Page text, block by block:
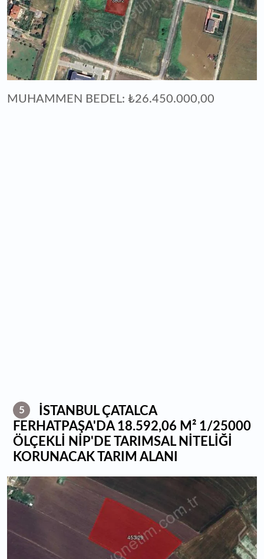
MUHAMMEN BEDEL: ₺26.450.000,00
5
İSTANBUL ÇATALCA
FERHATPAŞA'DA 18.592,06 M² 1/25000
ÖLÇEKLİ NİP'DE TARIMSAL NİTELİĞİ
KORUNACAK TARIM ALANI